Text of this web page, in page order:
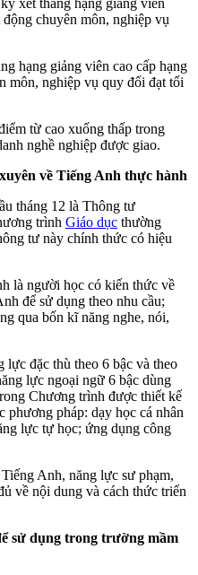
chuyên môn, nghiệp vụ
hạng giảng viên cao cấp hạng
môn, nghiệp vụ quy đổi đạt tối
từ cao xuống thấp trong
nghề nghiệp được giao.
về Tiếng Anh thực hành
tháng 12 là Thông tư
trình Giáo dục thường
tư này chính thức có hiệu
là người học có kiến thức về
để sử dụng theo nhu cầu;
qua bốn kĩ năng nghe, nói,
lực đặc thù theo 6 bậc và theo
lực ngoại ngữ 6 bậc dùng
Chương trình được thiết kế
phương pháp: dạy học cá nhân
lực tự học; ứng dụng công
Anh, năng lực sư phạm,
về nội dung và cách thức triển
sử dụng trong trường mầm